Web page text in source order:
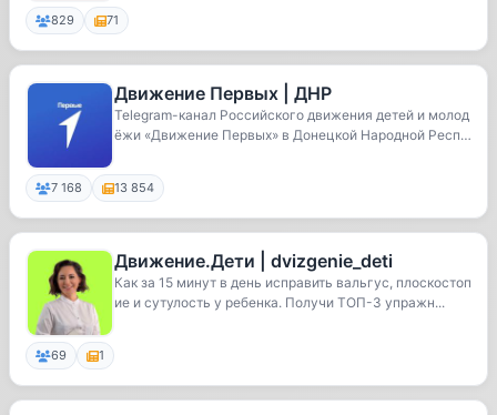
829 71
Движение Первых | ДНР
Telegram-канал Российского движения детей и молод
ёжи «Движение Первых» в Донецкой Народной Респу
7 168 13 854
Движение.Дети | dvizgenie_deti
Как за 15 минут в день исправить вальгус, плоскостоп
ие и сутулость у ребенка. Получи ТОП-3 упражн...
69 1